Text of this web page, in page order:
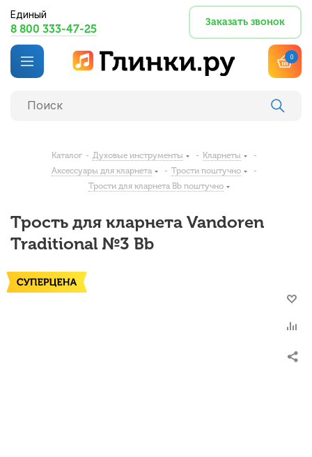
Единый
8 800 333-47-25
Заказать звонок
0
Каталог - Духовые инструменты - Кларнеты
-
Аксессуары для кларнета
- Трости поштучно
-
Трости для кларнета Bb поштучно
Трость для кларнета Vandoren
Traditional №3 Bb